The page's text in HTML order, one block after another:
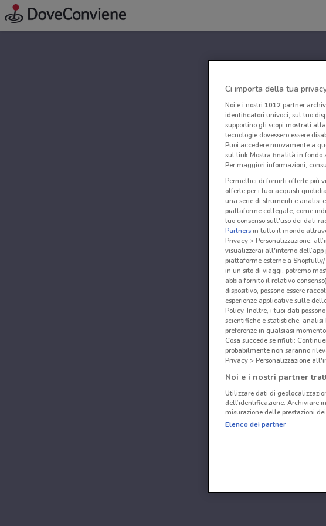
Ci importa della tua
Noi e i nostri 1012partner
identificatori univoci, sul tuo
supportino gli scopi mostrati
tecnologie dovessero essere
Puoi accedere nuovamente a
sul link Mostra finalità in fondo
Per maggiori informazioni,
Permettici di fornirti offerte più
offerte per i tuoi acquisti
una serie di strumenti e analisi
piattaforme collegate, come
tuo consenso sull'uso dei dati
Partnersin tutto il mondo
Privacy > Personalizzazione,
visualizzerai all'interno
piattaforme esterne a
in un sito di viaggi, potremo
abbia fornito il relativo
dispositivo, possono essere
esperienze applicative sulle
Policy. Inoltre, i tuoi dati
scientifiche e statistiche,
preferenze in qualsiasi
Cosa succede se rifiuti:
probabilmente non saranno
Privacy > Personalizzazione
Noi e i nostri partner
Utilizzare dati di
dell’identificazione. Archiviare
misurazione delle prestazioni
Elenco dei partner